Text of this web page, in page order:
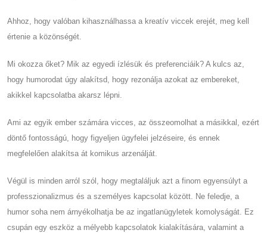
Ahhoz, hogy valóban kihasználhassa a kreatív viccek erejét, meg kell
értenie a közönségét.
Mi okozza őket? Mik az egyedi ízlésük és preferenciáik? A kulcs az,
hogy humorodat úgy alakítsd, hogy rezonálja azokat az embereket,
akikkel kapcsolatba akarsz lépni.
Ami az egyik ember számára vicces, az összeomolhat a másikkal, ezért
döntő fontosságú, hogy figyeljen ügyfelei jelzéseire, és ennek
megfelelően alakítsa át komikus arzenálját.
Végül is minden arról szól, hogy megtaláljuk azt a finom egyensúlyt a
professzionalizmus és a személyes kapcsolat között. Ne feledje, a
humor soha nem árnyékolhatja be az ingatlanügyletek komolyságát. Ez
csupán egy eszköz a mélyebb kapcsolatok kialakítására, valamint a